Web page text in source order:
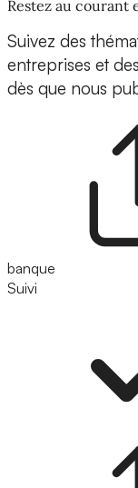
Restez au courant
Suivez des
entreprises et
dès que nous
banque
Suivi